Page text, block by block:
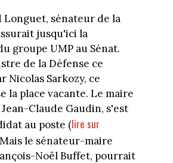
Longuet, sénateur de la
jusqu'ici la
groupe UMP au Sénat.
de la Défense ce
Nicolas Sarkozy, ce
la place vacante. Le maire
Claude Gaudin, s'est
au poste (lire sur
le sénateur-maire
Noël Buffet, pourrait